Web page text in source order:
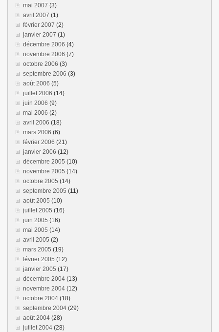
mai 2007 (3)
avril 2007 (1)
février 2007 (2)
janvier 2007 (1)
décembre 2006 (4)
novembre 2006 (7)
octobre 2006 (3)
septembre 2006 (3)
août 2006 (5)
juillet 2006 (14)
juin 2006 (9)
mai 2006 (2)
avril 2006 (18)
mars 2006 (6)
février 2006 (21)
janvier 2006 (12)
décembre 2005 (10)
novembre 2005 (14)
octobre 2005 (14)
septembre 2005 (11)
août 2005 (10)
juillet 2005 (16)
juin 2005 (16)
mai 2005 (14)
avril 2005 (2)
mars 2005 (19)
février 2005 (12)
janvier 2005 (17)
décembre 2004 (13)
novembre 2004 (12)
octobre 2004 (18)
septembre 2004 (29)
août 2004 (28)
juillet 2004 (28)